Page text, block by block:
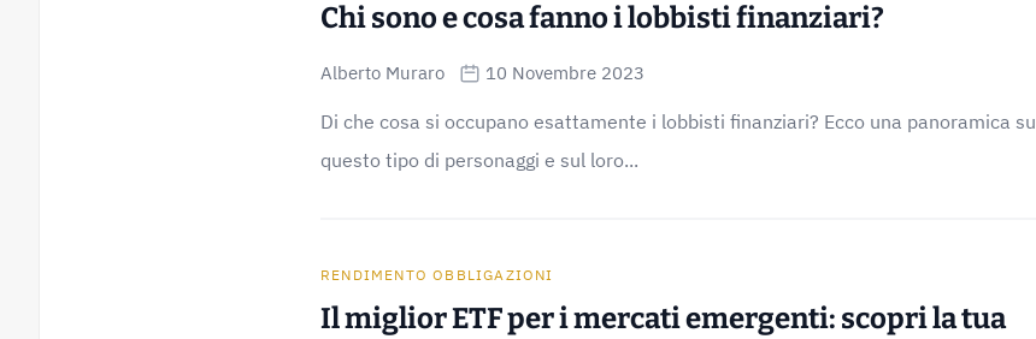
Chi sono e cosa fanno i lobbisti finanziari?
Alberto Muraro 10 Novembre 2023
Di che cosa si occupano esattamente i lobbisti finanziari? Ecco una panoramica su
questo tipo di personaggi e sul loro...
RENDIMENTO OBBLIGAZIONI
Il miglior ETF per i mercati emergenti: scopri la tua